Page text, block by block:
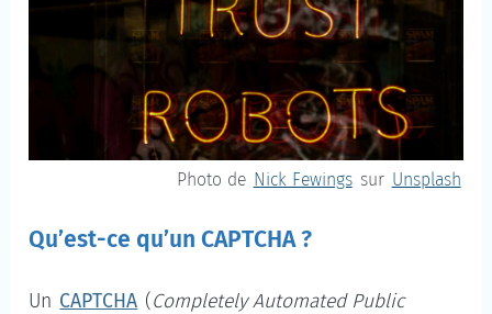
Photo de Nick Fewings sur Unsplash
Qu’est-ce qu’un CAPTCHA ?
Un CAPTCHA (Completely Automated Public